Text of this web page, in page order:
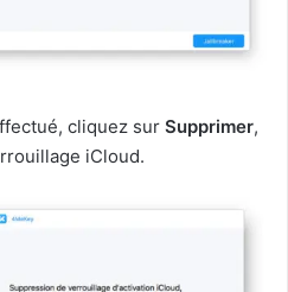
cliquez sur Supprimer,
iCloud.